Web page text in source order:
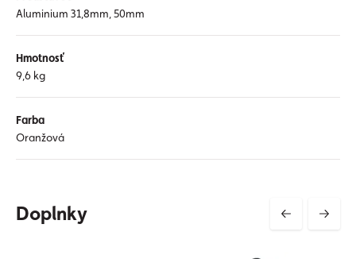
Aluminium 31,8mm, 50mm
Hmotnosť
9,6 kg
Farba
Oranžová
Doplnky